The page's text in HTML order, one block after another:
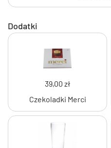
Dodatki
39,00 zł
Czekoladki Merci